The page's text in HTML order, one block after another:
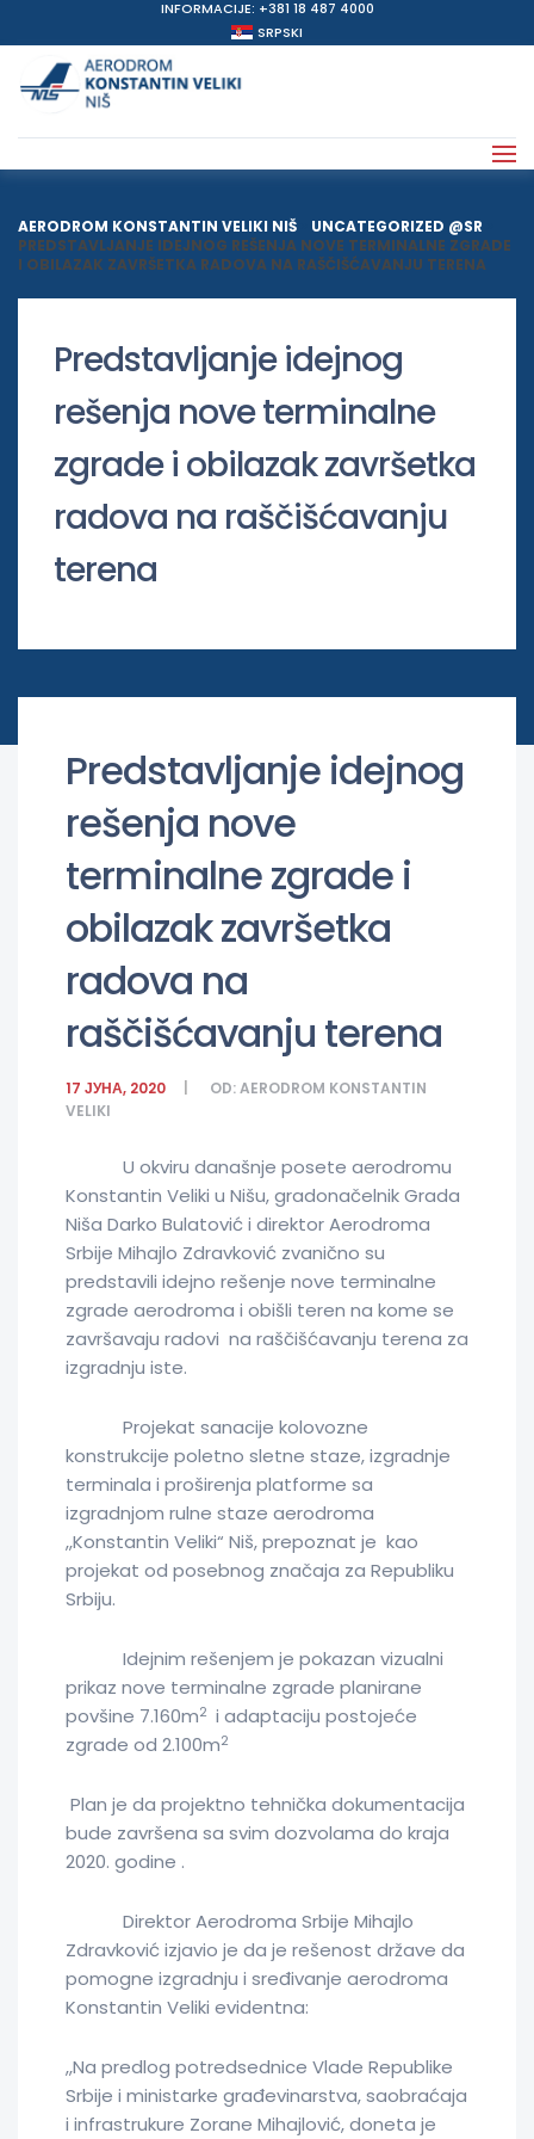
INFORMACIJE: +381 18 487 4000
SRPSKI
AERODROM KONSTANTIN VELIKI NIŠ UNCATEGORIZED @SR
PREDSTAVLJANJE IDEJNOG REŠENJA NOVE TERMINALNE ZGRADE
I OBILAZAK ZAVRŠETKA RADOVA NA RAŠČIŠĆAVANJU TERENA
Predstavljanje idejnog
rešenja nove terminalne
zgrade i obilazak završetka
radova na raščišćavanju
terena
Predstavljanje idejnog
rešenja nove
terminalne zgrade i
obilazak završetka
radova na
raščišćavanju terena
17 ЈУНА, 2020 OD:AERODROM KONSTANTIN
VELIKI
U okviru današnje posete aerodromu
Konstantin Veliki u Nišu, gradonačelnik Grada
Niša Darko Bulatović i direktor Aerodroma
Srbije Mihajlo Zdravković zvanično su
predstavili idejno rešenje nove terminalne
zgrade aerodroma i obišli teren na kome se
završavaju radovi na raščišćavanju terena za
izgradnju iste.
Projekat sanacije kolovozne
konstrukcije poletno sletne staze, izgradnje
terminala i proširenja platforme sa
izgradnjom rulne staze aerodroma
,,Konstantin Veliki“ Niš, prepoznat je kao
projekat od posebnog značaja za Republiku
Srbiju.
Idejnim rešenjem je pokazan vizualni
prikaz nove terminalne zgrade planirane
povšine 7.160m2 i adaptaciju postojeće
zgrade od 2.100m2
Plan je da projektno tehnička dokumentacija
bude završena sa svim dozvolama do kraja
2020. godine .
Direktor Aerodroma Srbije Mihajlo
Zdravković izjavio je da je rešenost države da
pomogne izgradnju i sređivanje aerodroma
Konstantin Veliki evidentna:
,,Na predlog potredsednice Vlade Republike
Srbije i ministarke građevinarstva, saobraćaja
i infrastrukure Zorane Mihajlović, doneta je